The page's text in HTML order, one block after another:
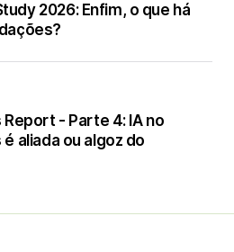
2026: Enfim, o que há
- Parte 4: IA no
aliada ou algoz do